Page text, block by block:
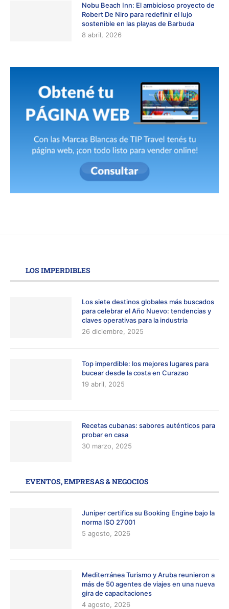
Nobu Beach Inn: El ambicioso proyecto de
Robert De Niro para redefinir el lujo
sostenible en las playas de Barbuda
8 abril, 2026
LOS IMPERDIBLES
Los siete destinos globales más buscados
para celebrar el Año Nuevo: tendencias y
claves operativas para la industria
26 diciembre, 2025
Top imperdible: los mejores lugares para
bucear desde la costa en Curazao
19 abril, 2025
Recetas cubanas: sabores auténticos para
probar en casa
30 marzo, 2025
EVENTOS, EMPRESAS & NEGOCIOS
Juniper certifica su Booking Engine bajo la
norma ISO 27001
5 agosto, 2026
Mediterránea Turismo y Aruba reunieron a
más de 50 agentes de viajes en una nueva
gira de capacitaciones
4 agosto, 2026